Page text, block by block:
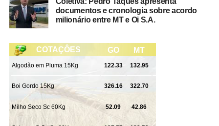
mesmo os que liberam o uso de spray de pimenta?
Rosana Leite – Eu vejo que não trazem uma solução
uma mulher perde. Se tem algo que nós somos diferentes
é na nossa estrutura física. Imagina o spray de pimenta
na mão de uma pessoa que não sabe usar, uma arma na
mão de quem não sabe manusear? “Ah, mas nós vamos
dar curso. Vamos ensinar a usar”. Mas e a estrutura física,
onde fica? Aí eu volto na questão da luta corporal. Em
regra, um homem vai vencer a mulher, então será que o
documentos e cronologia sobre acordo
milionário entre MT e Oi S.A.